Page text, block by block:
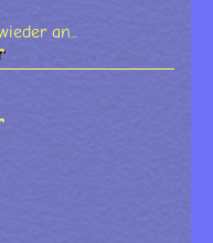
an...